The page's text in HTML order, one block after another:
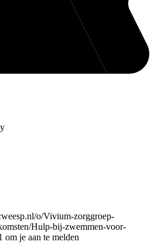
o/Vivium-zorggroep-
Hulp-bij-zwemmen-voor-
om je aan te melden